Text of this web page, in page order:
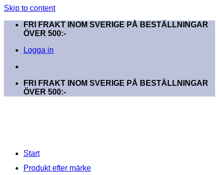
Skip to content
FRI FRAKT INOM SVERIGE PÅ BESTÄLLNINGAR
ÖVER 500:-
Logga in
FRI FRAKT INOM SVERIGE PÅ BESTÄLLNINGAR
ÖVER 500:-
Start
Produkt efter märke